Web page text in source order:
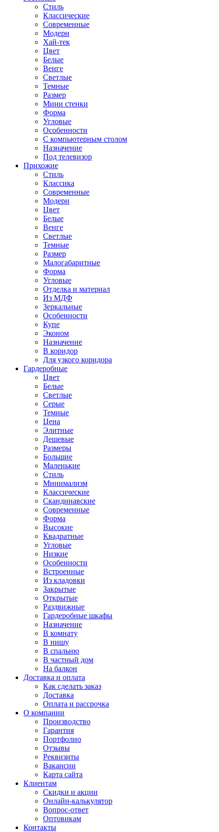
Стиль
Классические
Современные
Модерн
Хай-тек
Цвет
Белые
Венге
Светлые
Темные
Размер
Мини стенки
Форма
Угловые
Особенности
С компьютерным столом
Назначение
Под телевизор
Прихожие
Стиль
Классика
Современные
Модерн
Цвет
Белые
Венге
Светлые
Темные
Размер
Малогабаритные
Форма
Угловые
Отделка и материал
Из МДФ
Зеркальные
Особенности
Купе
Эконом
Назначение
В коридор
Для узкого коридора
Гардеробные
Цвет
Белые
Светлые
Серые
Темные
Цена
Элитные
Дешевые
Размеры
Большие
Маленькие
Стиль
Минимализм
Классические
Скандинавские
Современные
Форма
Высокие
Квадратные
Угловые
Низкие
Особенности
Встроенные
Из кладовки
Закрытые
Открытые
Раздвижные
Гардеробные шкафы
Назначение
В комнату
В нишу
В спальню
В частный дом
На балкон
Доставка и оплата
Как сделать заказ
Доставка
Оплата и рассрочка
О компании
Производство
Гарантия
Портфолио
Отзывы
Реквизиты
Вакансии
Карта сайта
Клиентам
Скидки и акции
Онлайн-калькулятор
Вопрос-ответ
Оптовикам
Контакты